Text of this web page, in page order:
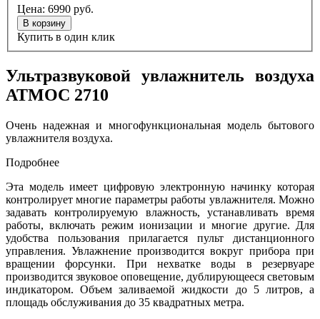
Цена: 6990 руб.
В корзину
Купить в один клик
Ультразвуковой увлажнитель воздуха
АТМОС 2710
Очень надежная и многофункциональная модель бытового
увлажнителя воздуха.
Подробнее
Эта модель имеет цифровую электронную начинку которая
контролирует многие параметры работы увлажнителя. Можно
задавать контролируемую влажность, устанавливать время
работы, включать режим ионизации и многие другие. Для
удобства пользования прилагается пульт дистанционного
управления. Увлажнение производится вокруг прибора при
вращении форсунки. При нехватке воды в резервуаре
производится звуковое оповещение, дублирующееся световым
индикатором. Объем заливаемой жидкости до 5 литров, а
площадь обслуживания до 35 квадратных метра.